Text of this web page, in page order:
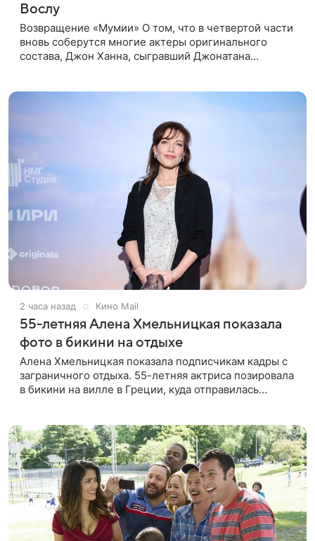
Вослу
Возвращение «Мумии» О том, что в четвертой части
вновь соберутся многие актеры оригинального
состава, Джон Ханна, сыгравший Джонатана
2 часа назад Кино Mail
55-летняя Алена Хмельницкая показала
фото в бикини на отдыхе
Алена Хмельницкая показала подписчикам кадры с
заграничного отдыха. 55-летняя актриса позировала
в бикини на вилле в Греции, куда отправилась